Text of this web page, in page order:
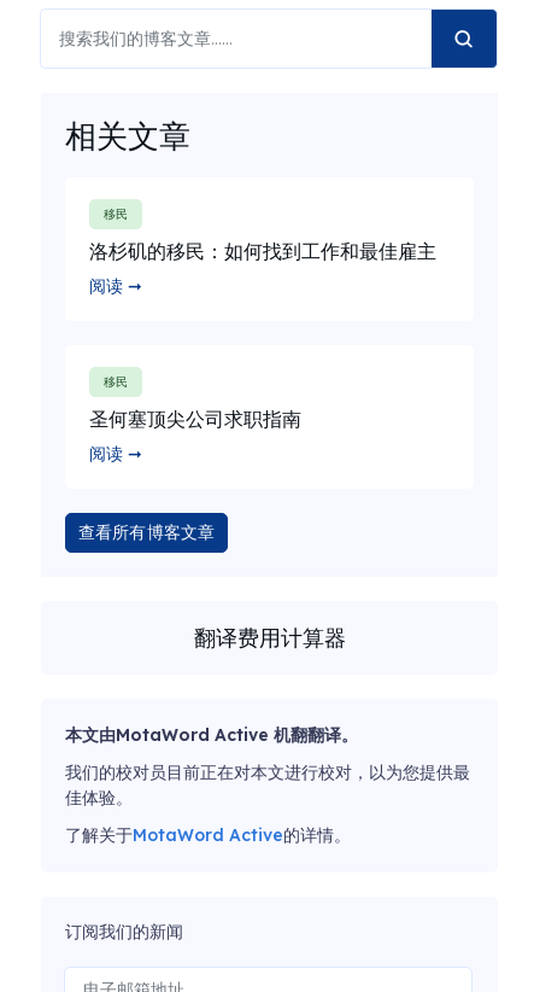
相关文章
移民
洛杉矶的移民：如何找到工作和最佳雇主
阅读 ➞
移民
圣何塞顶尖公司求职指南
阅读 ➞
查看所有博客文章
翻译费用计算器
本文由MotaWord Active 机翻翻译。
我们的校对员目前正在对本文进行校对，以为您提供最
佳体验。
了解关于MotaWord Active的详情。
订阅我们的新闻